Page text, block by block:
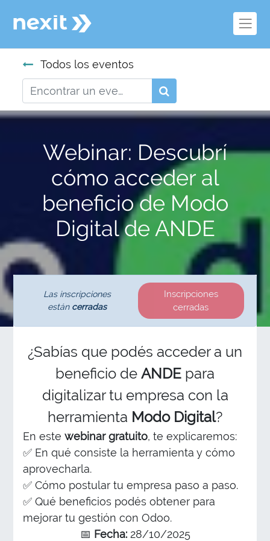
Todos los eventos
Webinar: Descubrí
cómo acceder al
beneficio de Modo
Digital de ANDE
Las inscripciones
están cerradas
Inscripciones
cerradas
¿Sabías que podés acceder a un
beneficio de ANDE para
digitalizar tu empresa con la
herramienta Modo Digital?
En estewebinar gratuito, te explicaremos:
✅ En qué consiste la herramienta y cómo
aprovecharla.
✅ Cómo postular tu empresa paso a paso.
✅ Qué beneficios podés obtener para
mejorar tu gestión con Odoo.
📅 Fecha:28/10/2025